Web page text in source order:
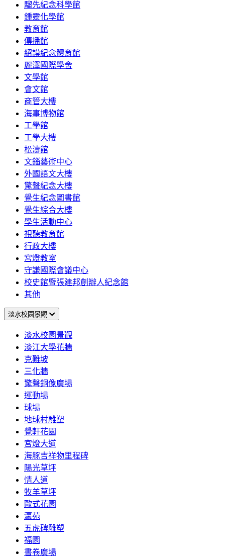
騮先紀念科學館
鍾靈化學館
教育館
傳播館
紹謨紀念體育館
麗澤國際學舍
文學館
會文館
商管大樓
海事博物館
工學館
工學大樓
松濤館
文錙藝術中心
外國語文大樓
驚聲紀念大樓
覺生紀念圖書館
覺生綜合大樓
學生活動中心
視聽教育館
行政大樓
宮燈教室
守謙國際會議中心
校史館暨張建邦創辦人紀念館
其他
淡水校園景觀
淡水校園景觀
淡江大學花牆
克難坡
三化牆
驚聲銅像廣場
運動場
球場
地球村雕塑
覺軒花園
宮燈大道
海豚吉祥物里程碑
陽光草坪
情人道
牧羊草坪
歐式花園
瀛苑
五虎碑雕塑
福園
書卷廣場